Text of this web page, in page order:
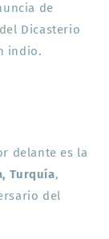
de
Dicasterio
indio.
delante es la
Turquía,
del